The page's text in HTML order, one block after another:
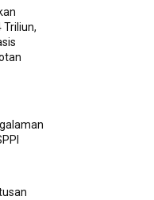
Triliun,